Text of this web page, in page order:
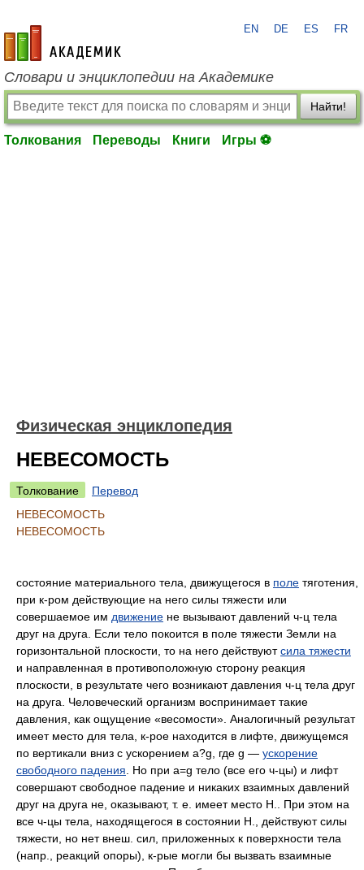
academic.ru
EN DE ES FR
Словари и энциклопедии на Академике
Найти!
Толкования Переводы Книги Игры ⚽
Физическая энциклопедия
НЕВЕСОМОСТЬ
Толкование
Перевод
НЕВЕСОМОСТЬ
НЕВЕСОМОСТЬ
состояние материального тела, движущегося в поле тяготения,
при к-ром действующие на него силы тяжести или
совершаемое им движение не вызывают давлений ч-ц тела
друг на друга. Если тело покоится в поле тяжести Земли на
горизонтальной плоскости, то на него действуютсила тяжести
и направленная в противоположную сторону реакция
плоскости, в результате чего возникают давления ч-ц тела друг
на друга. Человеческий организм воспринимает такие
давления, как ощущение «весомости». Аналогичный результат
имеет место для тела, к-рое находится в лифте, движущемся
по вертикали вниз с ускорением a?g, где g — ускорение
свободного падения . Но при a=g тело (все его ч-цы) и лифт
совершают свободное падение и никаких взаимных давлений
друг на друга не, оказывают, т. е. имеет место Н.. При этом на
все ч-цы тела, находящегося в состоянии Н., действуют силы
тяжести, но нет внеш. сил, приложенных к поверхности тела
(напр., реакций опоры), к-рые могли бы вызвать взаимные